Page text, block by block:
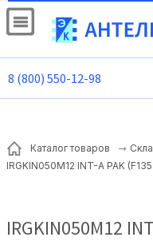
8 (800) 550-12-98
Каталог товаров
IRGKIN050M12 INT-A PAK
IRGKIN050M12